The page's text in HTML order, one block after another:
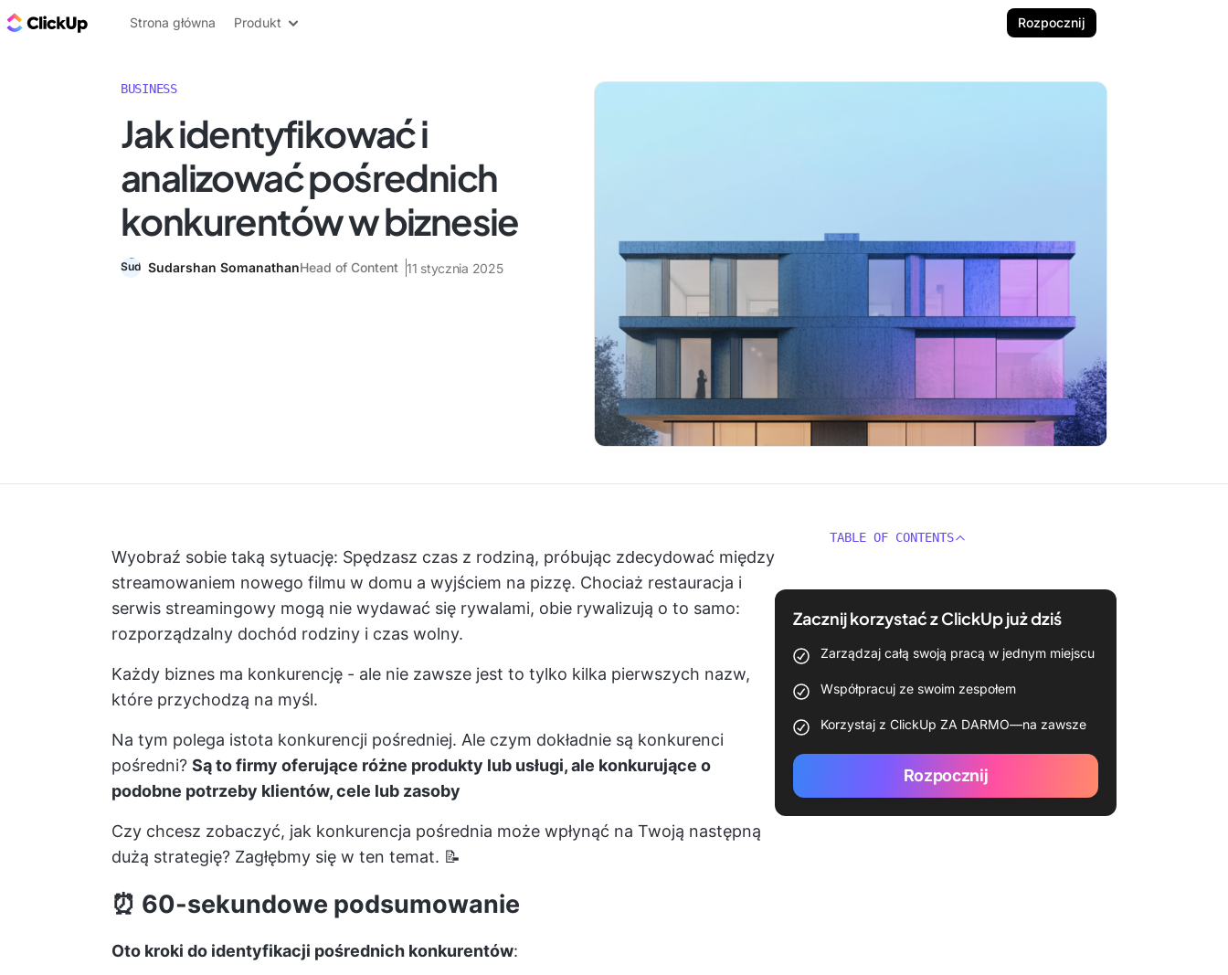
ClickUp Blog
Strona główna Produkt Rozpocznij
BUSINESS
Jak identyfikować i
analizować pośrednich
konkurentów w biznesie
Sudarshan SomanathanHead of Content 11 stycznia 2025
Wyobraź sobie taką sytuację: Spędzasz czas z rodziną, próbując zdecydować między
streamowaniem nowego filmu w domu a wyjściem na pizzę. Chociaż restauracja i
serwis streamingowy mogą nie wydawać się rywalami, obie rywalizują o to samo:
rozporządzalny dochód rodziny i czas wolny.
Każdy biznes ma konkurencję - ale nie zawsze jest to tylko kilka pierwszych nazw,
które przychodzą na myśl.
Na tym polega istota konkurencji pośredniej. Ale czym dokładnie są konkurenci
pośredni? Są to firmy oferujące różne produkty lub usługi, ale konkurujące o
podobne potrzeby klientów, cele lub zasoby
Czy chcesz zobaczyć, jak konkurencja pośrednia może wpłynąć na Twoją następną
dużą strategię? Zagłębmy się w ten temat. 📝
⏰ 60-sekundowe podsumowanie
Oto kroki do identyfikacji pośrednich konkurentów:
TABLE OF CONTENTS
Zacznij korzystać z ClickUp już dziś
Zarządzaj całą swoją pracą w jednym miejscu
Współpracuj ze swoim zespołem
Korzystaj z ClickUp ZA DARMO—na zawsze
Rozpocznij